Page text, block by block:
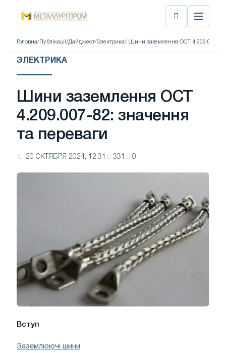
Головна/ Публікації/Дайджест/Электрика/ Шини заземлення ОСТ 4.209.007-82:
ЭЛЕКТРИКА
Шини заземлення ОСТ
4.209.007-82: значення
та переваги
20 ОКТЯБРЯ 2024, 12:31 331 0
Вступ
Заземлюючі шини